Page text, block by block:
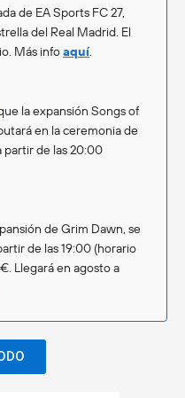
de EA Sports FC 27,
del Real Madrid. El
Más infoaquí.
la expansión Songs of
en la ceremonia de
partir de las 20:00
de Grim Dawn, se
de las 19:00 (horario
Llegará en agosto a